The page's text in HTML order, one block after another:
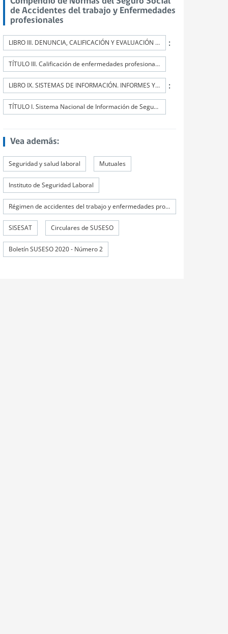
de Accidentes del trabajo y Enfermedades
profesionales
LIBRO III. DENUNCIA, CALIFICACIÓN Y EVALUACIÓN DE INCAPACIDADES PERMANENTES :
TÍTULO III. Calificación de enfermedades profesionales
LIBRO IX. SISTEMAS DE INFORMACIÓN. INFORMES Y REPORTES :
TÍTULO I. Sistema Nacional de Información de Seguridad y Salud en el Trabajo (SISESAT)
Vea además:
Seguridad y salud laboral Mutuales
Instituto de Seguridad Laboral
Régimen de accidentes del trabajo y enfermedades profesionales
SISESAT Circulares de SUSESO
Boletín SUSESO 2020 - Número 2